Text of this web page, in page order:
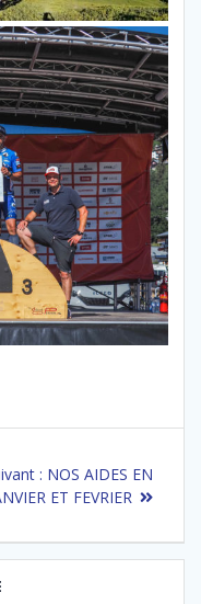
: Article
suivant
NOS AIDES EN
ET FEVRIER